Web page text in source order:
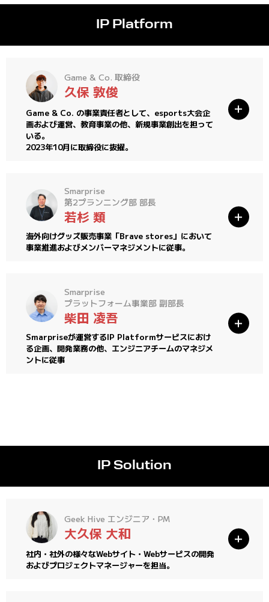
IP Platform
Game & Co. 取締役
久保 敦俊
Game & Co. の事業責任者として、esports大会企
画および運営、教育事業の他、新規事業創出を担って
いる。
2023年10月に取締役に抜擢。
Smarprise
第2プランニング部 部長
若杉 類
海外向けグッズ販売事業「Brave stores」において
事業推進およびメンバーマネジメントに従事。
Smarprise
プラットフォーム事業部 副部長
柴田 凌吾
Smarpriseが運営するIP Platformサービスにおけ
る企画、開発業務の他、エンジニアチームのマネジメ
ントに従事
IP Solution
Geek Hive エンジニア・PM
大久保 大和
社内・社外の様々なWebサイト・Webサービスの開発
およびプロジェクトマネージャーを担当。